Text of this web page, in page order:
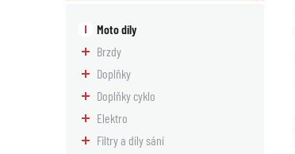
Moto díly
Brzdy
Doplňky
Doplňky cyklo
Elektro
Filtry a díly sání